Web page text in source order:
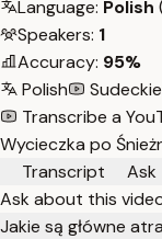
Language: Polish
Speakers: 1
Accuracy: 95%
Polish
Sudeckie
Transcribe a
Wycieczka po
Transcript
Ask
Ask about this
Jakie są główne